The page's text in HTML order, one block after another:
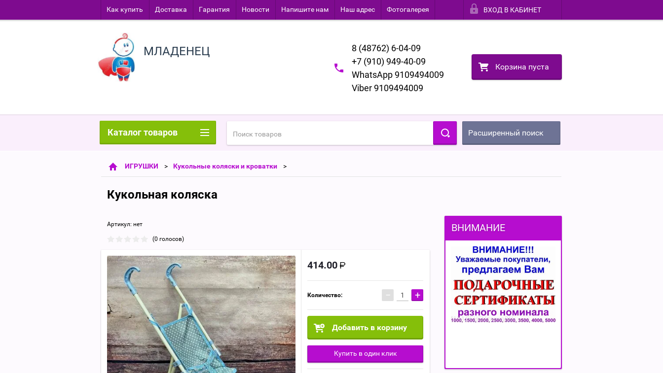
Как купить Доставка Гарантия Новости Напишите нам Наш адрес Фотогалерея ВХОД В КАБИНЕТ
МЛАДЕНЕЦ
8 (48762) 6-04-09
+7 (910) 949-40-09
WhatsApp 9109494009
Viber 9109494009
Корзина пуста
Расширенный поиск
ИГРУШКИ Кукольные коляски и кроватки
Кукольная коляска
Артикул: нет
(0 голосов)
414.00
Количество: − +
Добавить в корзину
Купить в один клик
Каталог товаров
ВНИМАНИЕ